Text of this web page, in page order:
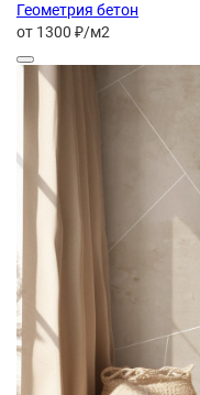
Геометрия бетон
от 1300 ₽/м2